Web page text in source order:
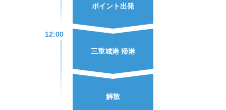
12:00
ポイント出発
三重城港 帰港
解散